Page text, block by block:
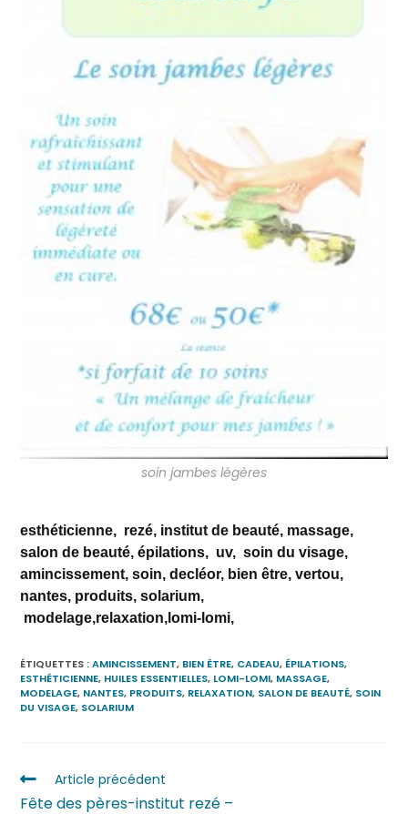
soin jambes légères
esthéticienne, rezé, institut de beauté, massage,
salon de beauté, épilations, uv, soin du visage,
amincissement, soin, decléor, bien être, vertou,
nantes, produits, solarium,
modelage,relaxation,lomi-lomi,
ÉTIQUETTES :AMINCISSEMENT, BIEN ÊTRE, CADEAU, ÉPILATIONS,
ESTHÉTICIENNE, HUILES ESSENTIELLES, LOMI-LOMI, MASSAGE,
MODELAGE, NANTES, PRODUITS, RELAXATION, SALON DE BEAUTÉ, SOIN
DU VISAGE, SOLARIUM
Article précédent
Fête des pères-institut rezé –